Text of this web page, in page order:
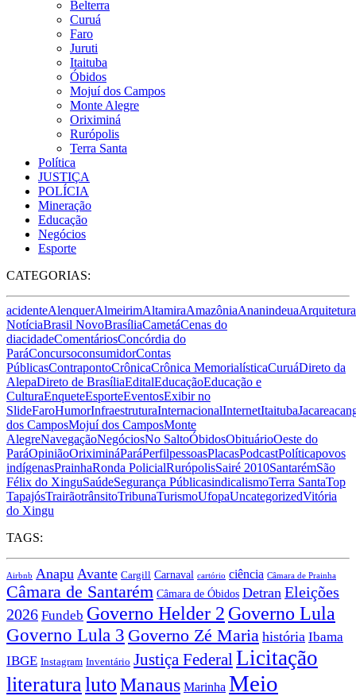
Belterra
Curuá
Faro
Juruti
Itaituba
Óbidos
Mojuí dos Campos
Monte Alegre
Oriximiná
Rurópolis
Terra Santa
Política
JUSTIÇA
POLÍCIA
Mineração
Educação
Negócios
Esporte
CATEGORIAS:
acidenteAlenquerAlmeirimAltamiraAmazôniaAnanindeuaArquitetura
NotíciaBrasil NovoBrasíliaCametáCenas do
diacidadeComentáriosConcórdia do
ParáConcursoconsumidorContas
PúblicasContrapontoCrônicaCrônica MemorialísticaCuruáDireto da
AlepaDireto de BrasíliaEditalEducaçãoEducação e
CulturaEnqueteEsporteEventosExibir no
SlideFaroHumorInfraestruturaInternacionalInternetItaituba
dos CamposMojuí dos CamposMonte
AlegreNavegaçãoNegóciosNo SaltoÓbidosObituárioOeste do
ParáOpiniãoOriximináParáPerfilpessoasPlacasPodcastPolíticapovos
indígenasPrainhaRonda PolicialRurópolisSairé 2010SantarémSão
Félix do XinguSaúdeSegurança PúblicasindicalismoTerra SantaTop
TapajósTrairãotrânsitoTribunaTurismoUfopaUncategorizedVitória
do Xingu
TAGS:
Airbnb Anapu Avante Cargill Carnaval cartório ciência Câmara de Prainha
Câmara de Santarém Câmara de Óbidos Detran Eleições
2026 Fundeb Governo Helder 2 Governo Lula
Governo Lula 3 Governo Zé Maria história Ibama
IBGE Instagram Inventário Justiça FederalLicitação
literaturalutoManaus Marinha Meio